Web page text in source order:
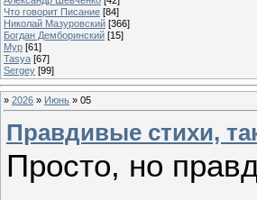
Что говорит Писание [84]
Николай Мазуровский [366]
Богдан Демборинский [15]
Мур [61]
Tasya [67]
Sergey [99]
» 2026 » Июнь » 05
Правдивые стихи,
Просто, но